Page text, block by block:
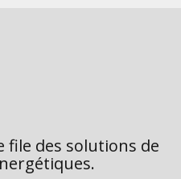
file des solutions de